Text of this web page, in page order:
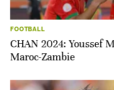
FOOTBALL
CHAN 2024: Youssef
Maroc-Zambie